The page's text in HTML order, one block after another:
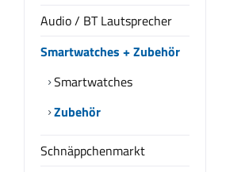
Audio / BT Lautsprecher
Smartwatches + Zubehör
Smartwatches
Zubehör
Schnäppchenmarkt